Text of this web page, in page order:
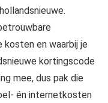
en waarbij je
kortingscode
mee, dus pak die
én internetkosten